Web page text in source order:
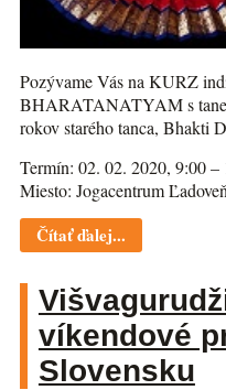
Pozývame Vás na KURZ
BHARATANATYAM s
rokov starého tanca, Bhakti
Termín: 02. 02. 2020, 9:00 –
Miesto: Jogacentrum
Čítať ďalej...
víkendové
Slovensku